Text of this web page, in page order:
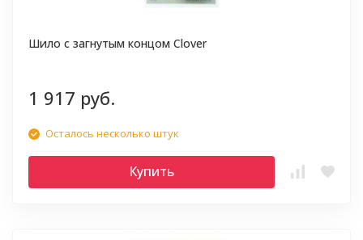
Шило с загнутым концом Clover
1 917 руб.
Осталось несколько штук
Купить